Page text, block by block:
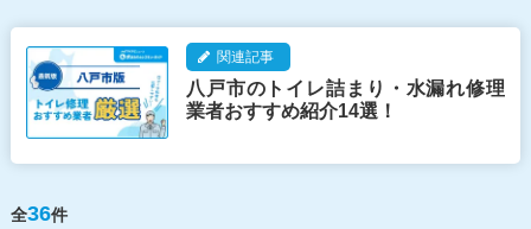
関連記事
八戸市のトイレ詰まり・水漏れ修理
業者おすすめ紹介14選！
全36件